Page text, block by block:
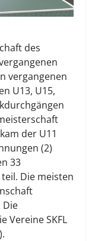
des
vergangenen
U13, U15,
der U11
(2)
33
Die meisten
Die
Vereine SKFL